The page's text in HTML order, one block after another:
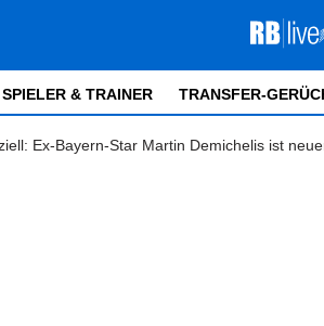
SPIELER & TRAINER TRANSFER-
Ex-Bayern-Star Martin Demichelis ist